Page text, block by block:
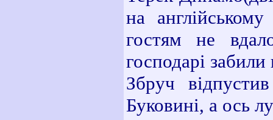
на
гостям не
господарі
Збруч
Буковині, а ось